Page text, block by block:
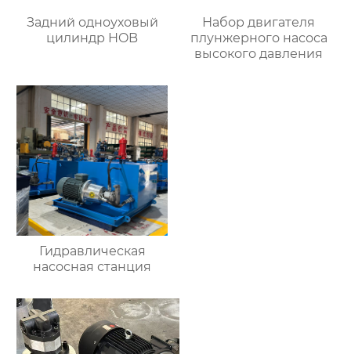
Задний одноуховый
цилиндр HOB
Набор двигателя
плунжерного насоса
высокого давления
Гидравлическая
насосная станция